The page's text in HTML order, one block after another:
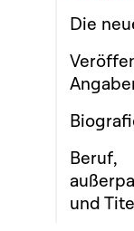
Die
Beruf,
und